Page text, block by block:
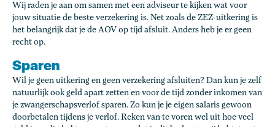
Wij raden je aan om samen met een adviseur te kijken wat voor
jouw situatie de beste verzekering is. Net zoals de ZEZ-uitkering is
het belangrijk dat je de AOV op tijd afsluit. Anders heb je er geen
recht op.
Sparen
Wil je geen uitkering en geen verzekering afsluiten? Dan kun je zelf
natuurlijk ook geld apart zetten en voor de tijd zonder inkomen van
je zwangerschapsverlof sparen. Zo kun je je eigen salaris gewoon
doorbetalen tijdens je verlof. Reken van te voren wel uit hoe veel